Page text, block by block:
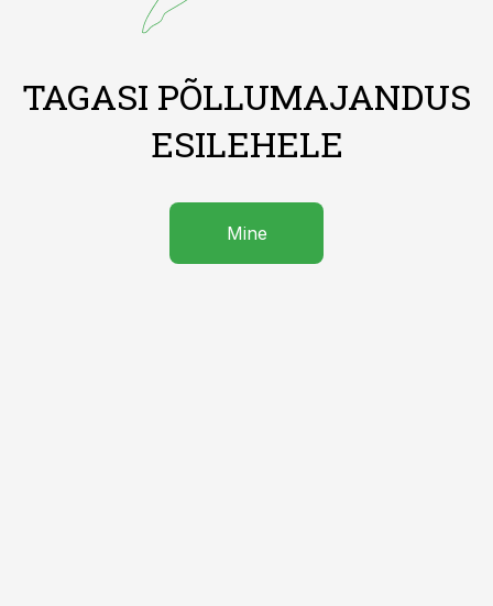
TAGASI PÕLLUMAJANDUS
ESILEHELE
Mine